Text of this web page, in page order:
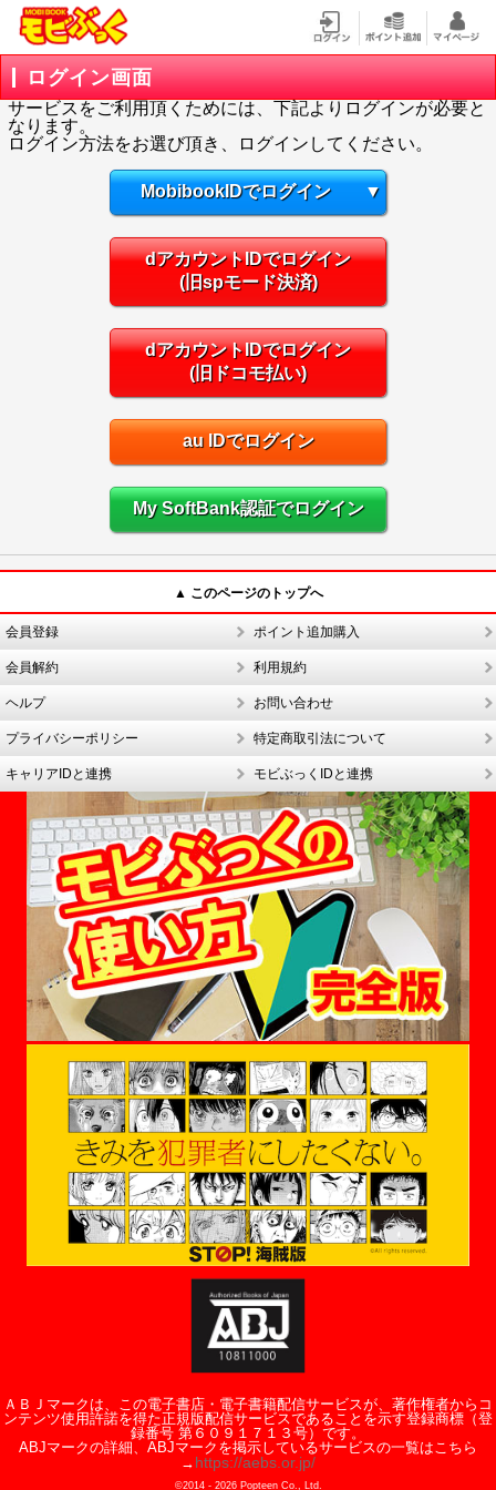
ログイン画面
サービスをご利用頂くためには、下記よりログインが必要と
なります。
ログイン方法をお選び頂き、ログインしてください。
MobibookIDでログイン ▼
dアカウントIDでログイン
(旧spモード決済)
dアカウントIDでログイン
(旧ドコモ払い)
au IDでログイン
My SoftBank認証でログイン
▲ このページのトップへ
会員登録 ポイント追加購入
会員解約 利用規約
ヘルプ お問い合わせ
プライバシーポリシー 特定商取引法について
キャリアIDと連携 モビぶっくIDと連携
ＡＢＪマークは、この電子書店・電子書籍配信サービスが、著作権者からコ
ンテンツ使用許諾を得た正規版配信サービスであることを示す登録商標（登
録番号 第６０９１７１３号）です。
ABJマークの詳細、ABJマークを掲示しているサービスの一覧はこちら
→ https://aebs.or.jp/
©2014 - 2026Popteen Co., Ltd.